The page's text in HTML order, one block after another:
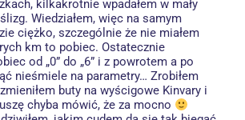
kilkakrotnie wpadałem w mały
Wiedziałem, więc na samym
ciężko, szczególnie że nie miałem
km to pobiec. Ostatecznie
od „0” do „6” i z powrotem a po
nieśmiele na parametry… Zrobiłem
buty na wyścigowe Kinvary i
chyba mówić, że za mocno